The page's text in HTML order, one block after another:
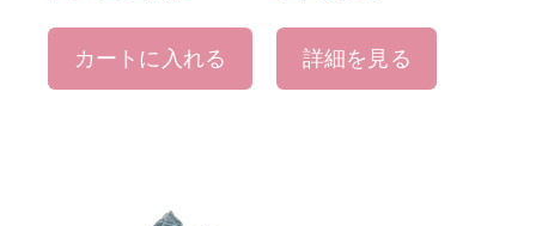
カートに入れる 詳細を見る